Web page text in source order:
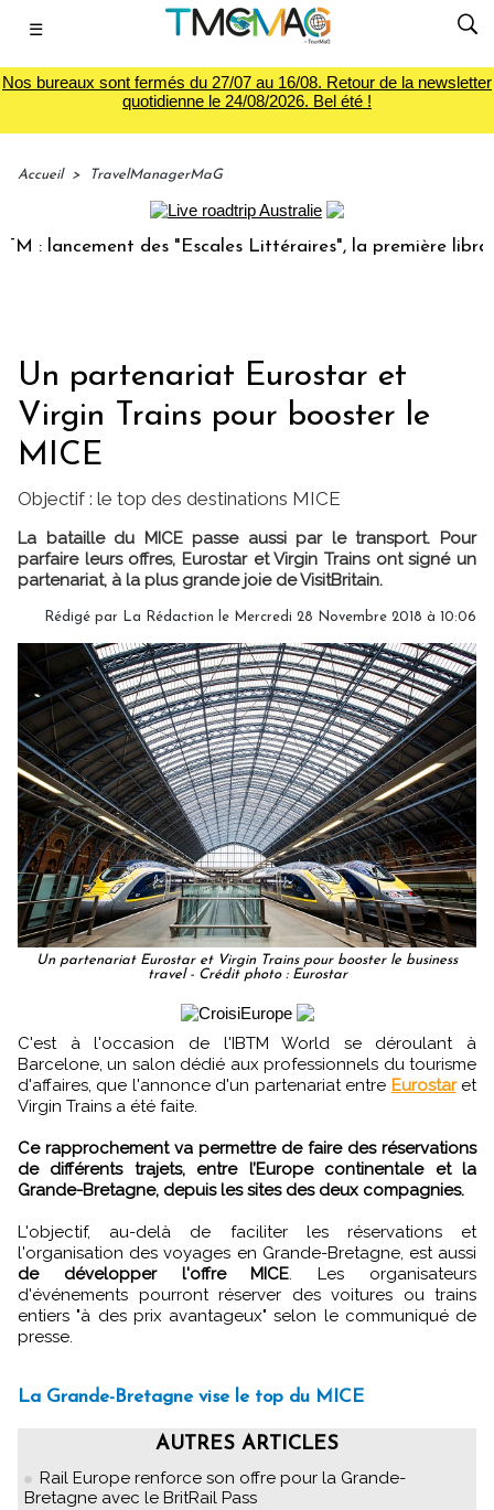
☰
Nos bureaux sont fermés du 27/07 au 16/08. Retour de la newsletter
quotidienne le 24/08/2026. Bel été !
Accueil > TravelManagerMaG
des "Escales Littéraires", la première librairie
Un partenariat Eurostar et
Virgin Trains pour booster le
MICE
Objectif : le top des destinations MICE
La bataille du MICE passe aussi par le transport. Pour
parfaire leurs offres, Eurostar et Virgin Trains ont signé un
partenariat, à la plus grande joie de VisitBritain.
Rédigé par La Rédaction le Mercredi 28 Novembre 2018 à 10:06
Un partenariat Eurostar et Virgin Trains pour booster le business
travel - Crédit photo : Eurostar
C'est à l'occasion de l'IBTM World se déroulant à
Barcelone, un salon dédié aux professionnels du tourisme
d'affaires, que l'annonce d'un partenariat entre Eurostaret
Virgin Trains a été faite.
Ce rapprochement va permettre de faire des réservations
de différents trajets, entre l’Europe continentale et la
Grande-Bretagne, depuis les sites des deux compagnies.
L'objectif, au-delà de faciliter les réservations et
l'organisation des voyages en Grande-Bretagne, est aussi
de développer l'offre MICE. Les organisateurs
d'événements pourront réserver des voitures ou trains
entiers "à des prix avantageux" selon le communiqué de
presse.
La Grande-Bretagne vise le top du MICE
AUTRES ARTICLES
Rail Europe renforce son offre pour la Grande-
Bretagne avec le BritRail Pass